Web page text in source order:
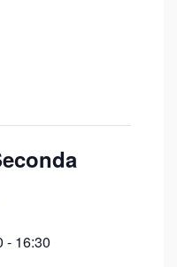
- 16:30